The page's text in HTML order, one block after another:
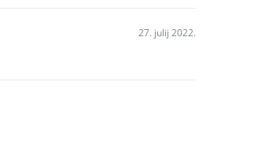
27. julij 2022.